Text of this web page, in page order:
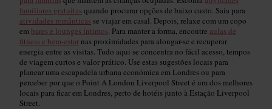
familiares gratuitas quando procurar opções de baixo custo. Saia para
atividades românticas se viajar em casal. Depois, relaxe com um copo
em bares e lounges íntimos . Para manter a forma, encontre aulas de
fitness e bem-estar nas proximidades para alongar-se e recuperar
energia entre as visitas. Tudo aqui se concentra no fácil acesso, tempos
de viagem curtos e valor prático. Use estas sugestões locais para
planear uma escapadela urbana económica em Londres ou para
perceber por que o Point A London Liverpool Street é um dos melhores
locais para ficar em Londres, perto de hotéis junto à Estação Liverpool
Street.